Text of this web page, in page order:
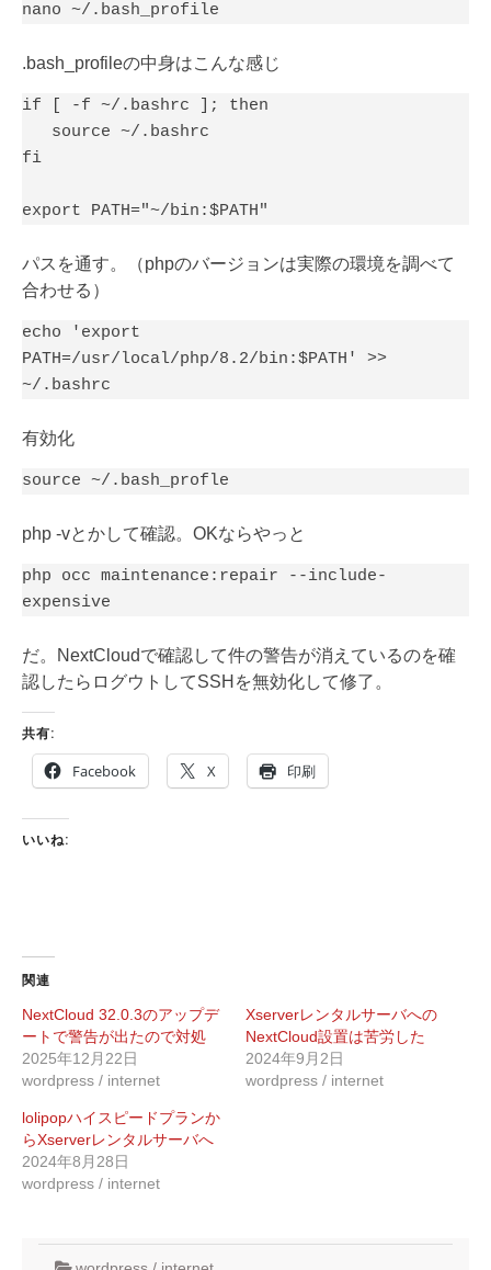
nano ~/.bash_profile
.bash_profileの中身はこんな感じ
if [ -f ~/.bashrc ]; then
fi
export PATH="~/bin:$PATH"
パスを通す。（phpのバージョンは実際の環境を調べて
合わせる）
echo 'export
PATH=/usr/local/php/8.2/bin:$PATH' >>
~/.bashrc
有効化
source ~/.bash_profle
php -vとかして確認。OKならやっと
php occ maintenance:repair --include-
expensive
だ。NextCloudで確認して件の警告が消えているのを確
認したらログウトしてSSHを無効化して修了。
共有:
Facebook X 印刷
いいね:
関連
NextCloud 32.0.3のアップデ
ートで警告が出たので対処
2025年12月22日
wordpress / internet
Xserverレンタルサーバへの
NextCloud設置は苦労した
2024年9月2日
wordpress / internet
lolipopハイスピードプランか
らXserverレンタルサーバへ
2024年8月28日
wordpress / internet